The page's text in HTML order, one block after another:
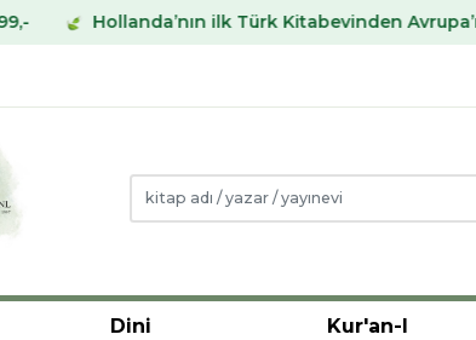
Hollanda’nın ilk Türk Kitabevinden Avrupa’nın her
Dini Kur'an-I